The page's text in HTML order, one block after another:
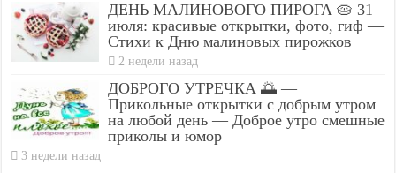
ДЕНЬ МАЛИНОВОГО ПИРОГА 🥧 31
июля: красивые открытки, фото, гиф —
Стихи к Дню малиновых пирожков
2 недели назад
ДОБРОГО УТРЕЧКА 🌅 —
Прикольные открытки с добрым утром
на любой день — Доброе утро смешные
приколы и юмор
3 недели назад